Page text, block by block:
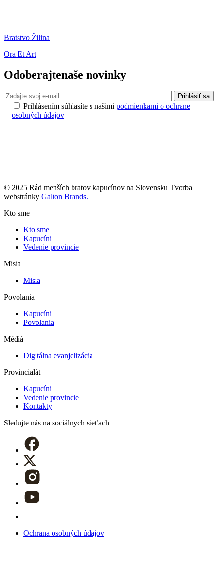
Bratstvo Žilina
Ora Et Art
Odoberajtenaše novinky
Prihlásiť sa
Prihlásením súhlasíte s našimi podmienkami o ochrane
osobných údajov
© 2025 Rád menších bratov kapucínov na Slovensku Tvorba
webstránky Galton Brands.
Kto sme
Kto sme
Kapucíni
Vedenie provincie
Misia
Misia
Povolania
Kapucíni
Povolania
Médiá
Digitálna evanjelizácia
Provincialát
Kapucíni
Vedenie provincie
Kontakty
Sledujte nás na sociálnych sieťach
Ochrana osobných údajov